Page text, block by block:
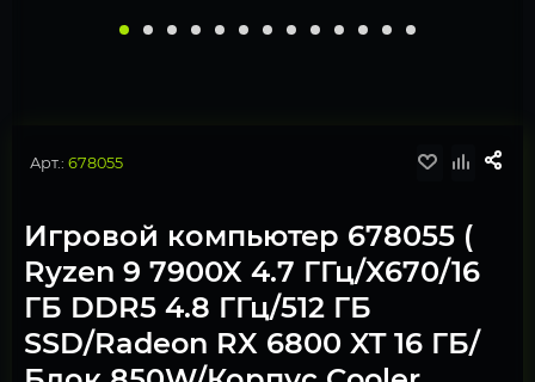
Арт.: 678055
Игровой компьютер 678055 (
Ryzen 9 7900X 4.7 ГГц/X670/16
ГБ DDR5 4.8 ГГц/512 ГБ
SSD/Radeon RX 6800 XT 16 ГБ/